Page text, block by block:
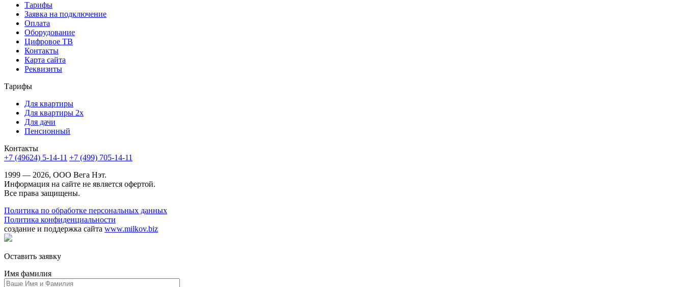
Тарифы
Заявка на подключение
Оплата
Оборудование
Цифровое ТВ
Контакты
Карта сайта
Реквизиты
Тарифы
Для квартиры
Для квартиры 2х
Для дачи
Пенсионный
Контакты
+7 (49624) 5-14-11 +7 (499) 705-14-11
1999 — 2026, ООО Вега Нэт.
Информация на сайте не является офертой.
Все права защищены.
Политика по обработке персональных данных
Политика конфиденциальности
создание и поддержка сайта www.milkov.biz
Оставить заявку
Имя фамилия